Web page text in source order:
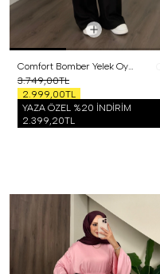
Comfort Bomber Yelek Oysh Üçlü Takım Siyah
3.749,00TL
2.999,00TL
YAZA ÖZEL %20 İNDİRİM
2.399,20TL